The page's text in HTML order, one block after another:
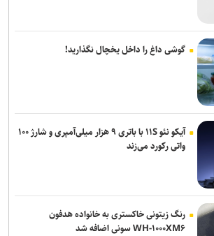
گوشی داغ را داخل یخچال نگذارید!
آیکو نئو ۱۱S با باتری ۹ هزار میلی‌آمپری و شارژ ۱۰۰
واتی رکورد می‌زند
رنگ زیتونی خاکستری به خانواده هدفون
WH-۱۰۰۰XM۶ سونی اضافه شد